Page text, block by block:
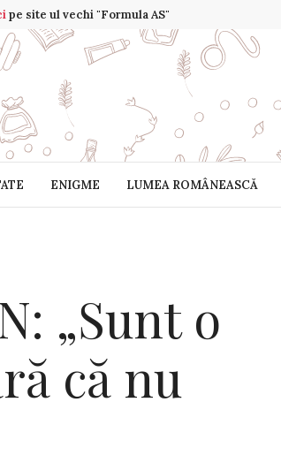
pe site ul vechi "Formula AS"
ENIGME LUMEA ROMÂNEASCĂ
„Sunt o
că nu